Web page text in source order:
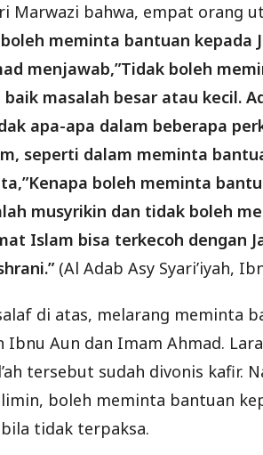
Marwazi bahwa, empat orang
meminta bantuan kepada
menjawab,”Tidak boleh
masalah besar atau kecil.
apa-apa dalam beberapa
seperti dalam meminta
boleh meminta
musyrikin dan tidak boleh
Islam bisa terkecoh dengan
(Al Adab Asy Syari’iyah,
di atas, melarang meminta
Aun dan Imam Ahmad.
tersebut sudah divonis kafir.
boleh meminta bantuan
tidak terpaksa.